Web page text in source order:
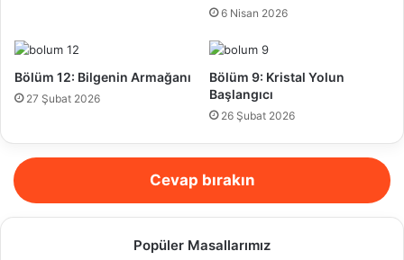
6 Nisan 2026
Bölüm 12: Bilgenin Armağanı
27 Şubat 2026
Bölüm 9: Kristal Yolun
Başlangıcı
26 Şubat 2026
Cevap bırakın
Popüler Masallarımız